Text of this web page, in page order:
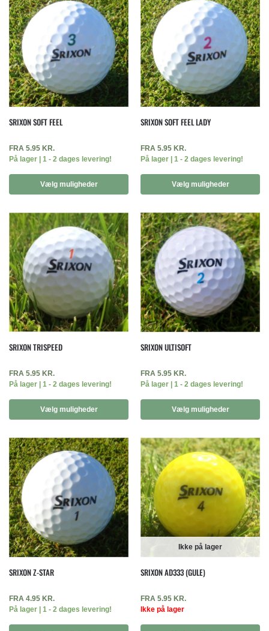
SRIXON SOFT FEEL
FRA 5.95 KR.
På lager | 1 - 2 dages levering!
Vælg muligheder
SRIXON SOFT FEEL LADY
FRA 5.95 KR.
På lager | 1 - 2 dages levering!
Vælg muligheder
SRIXON TRISPEED
FRA 5.95 KR.
På lager | 1 - 2 dages levering!
Vælg muligheder
SRIXON ULTISOFT
FRA 5.95 KR.
På lager | 1 - 2 dages levering!
Vælg muligheder
SRIXON Z-STAR
FRA 4.95 KR.
På lager | 1 - 2 dages levering!
Ikke på lager
SRIXON AD333 (GULE)
FRA 5.95 KR.
Ikke på lager